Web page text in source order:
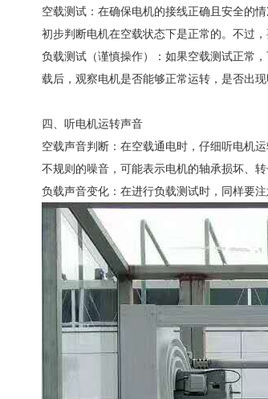
空载测试：在确保电机的接线正确且安全的
初步判断电机在空载状态下是正常的。不过
负载测试（谨慎操作）：如果空载测试正常
载后，观察电机是否能够正常运转，是否出
四、听电机运转声音
空载声音判断：在空载通电时，仔细听电机
不规则的噪音，可能表示电机的轴承损坏、
负载声音变化：在进行负载测试时，同样要